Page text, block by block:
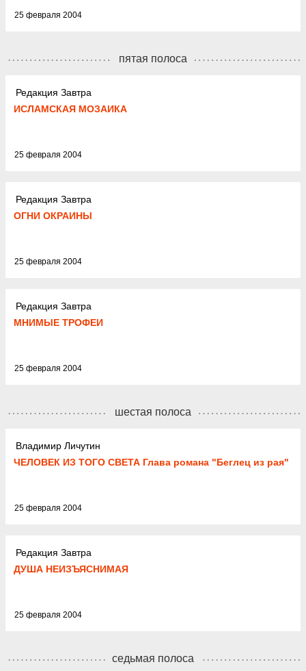
25 февраля 2004
пятая полоса
Редакция Завтра
ИСЛАМСКАЯ МОЗАИКА
25 февраля 2004
Редакция Завтра
ОГНИ ОКРАИНЫ
25 февраля 2004
Редакция Завтра
МНИМЫЕ ТРОФЕИ
25 февраля 2004
шестая полоса
Владимир Личутин
ЧЕЛОВЕК ИЗ ТОГО СВЕТА Глава романа "Беглец из рая"
25 февраля 2004
Редакция Завтра
ДУША НЕИЗЪЯСНИМАЯ
25 февраля 2004
седьмая полоса